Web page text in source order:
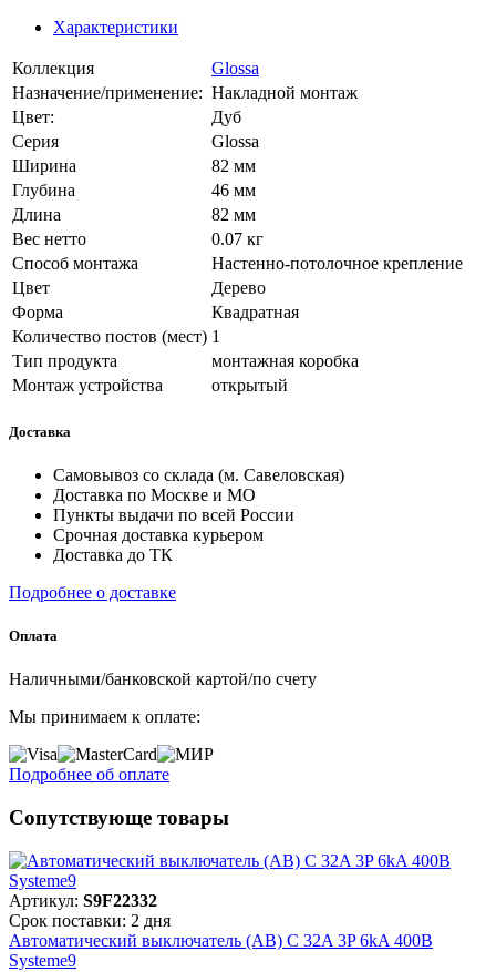
Характеристики
Коллекция
Glossa
Назначение/применение: Накладной монтаж
Цвет:
Дуб
Серия
Glossa
Ширина
82 мм
Глубина
46 мм
Длина
82 мм
Вес нетто
0.07 кг
Способ монтажа
Настенно-потолочное крепление
Цвет
Дерево
Форма
Квадратная
Количество постов (мест) 1
Тип продукта
монтажная коробка
Монтаж устройства
открытый
Доставка
Самовывоз со склада (м. Савеловская)
Доставка по Москве и МО
Пункты выдачи по всей России
Срочная доставка курьером
Доставка до ТК
Подробнее о доставке
Оплата
Наличными/банковской картой/по счету
Мы принимаем к оплате:
Подробнее об оплате
Сопутствующе товары
Артикул: S9F22332
Срок поставки: 2 дня
Автоматический выключатель (АВ) C 32A 3P 6kA 400В
Systeme9